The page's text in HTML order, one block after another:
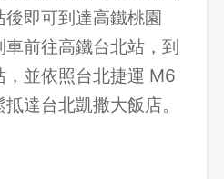
即可到達高鐵桃園
前往高鐵台北站，到
並依照台北捷運 M6
達台北凱撒大飯店。